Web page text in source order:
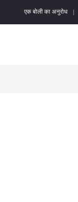
एक बोली का अनुरोध